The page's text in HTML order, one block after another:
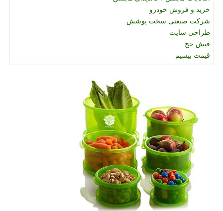
خرید و فروش خودرو
شرکت صنعتی سخت پوشش
طراحی سایت
فیش حج
قیمت بیسیم